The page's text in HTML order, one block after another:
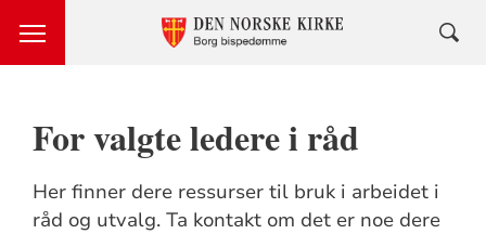
For valgte ledere i råd
Her finner dere ressurser til bruk i arbeidet i
råd og utvalg. Ta kontakt om det er noe dere